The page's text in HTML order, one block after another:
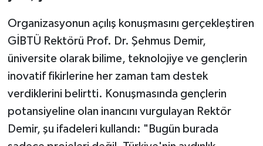
Organizasyonun açılış konuşmasını gerçekleştiren
GİBTÜ Rektörü Prof. Dr. Şehmus Demir,
üniversite olarak bilime, teknolojiye ve gençlerin
inovatif fikirlerine her zaman tam destek
verdiklerini belirtti. Konuşmasında gençlerin
potansiyeline olan inancını vurgulayan Rektör
Demir, şu ifadeleri kullandı: "Bugün burada